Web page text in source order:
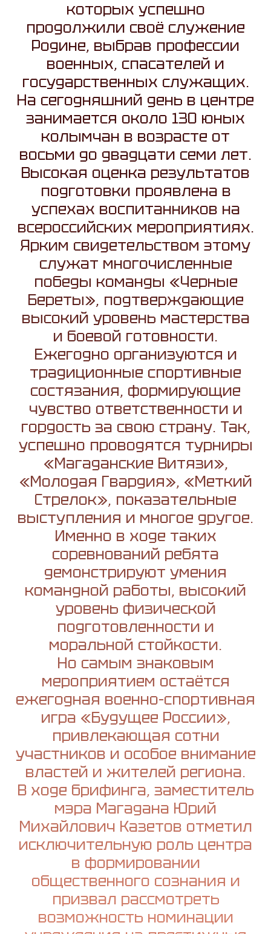
которых успешно
продолжили своё служение
Родине, выбрав профессии
военных, спасателей и
государственных служащих.
На сегодняшний день в центре
занимается около 130 юных
колымчан в возрасте от
восьми до двадцати семи лет.
Высокая оценка результатов
подготовки проявлена в
успехах воспитанников на
всероссийских мероприятиях.
Ярким свидетельством этому
служат многочисленные
победы команды «Черные
Береты», подтверждающие
высокий уровень мастерства
и боевой готовности.
Ежегодно организуются и
традиционные спортивные
состязания, формирующие
чувство ответственности и
гордость за свою страну. Так,
успешно проводятся турниры
«Магаданские Витязи»,
«Молодая Гвардия», «Меткий
Стрелок», показательные
выступления и многое другое.
Именно в ходе таких
соревнований ребята
демонстрируют умения
командной работы, высокий
уровень физической
подготовленности и
моральной стойкости.
Но самым знаковым
мероприятием остаётся
ежегодная военно-спортивная
игра «Будущее России»,
привлекающая сотни
участников и особое внимание
властей и жителей региона.
В ходе брифинга, заместитель
мэра Магадана Юрий
Михайлович Казетов отметил
исключительную роль центра
в формировании
общественного сознания и
призвал рассмотреть
возможность номинации